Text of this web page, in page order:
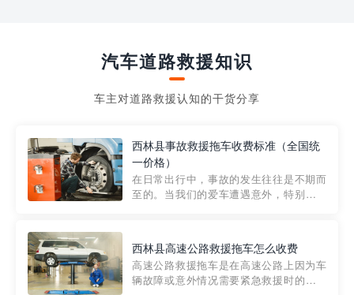
汽车道路救援知识
车主对道路救援认知的干货分享
西林县事故救援拖车收费标准（全国统
一价格）
在日常出行中，事故的发生往往是不期而
至的。当我们的爱车遭遇意外，特别是在
细解析一下市区事故救援拖车的收费标
准，以及在选用拖车服务时应注...
西林县高速公路救援拖车怎么收费
高速公路救援拖车是在高速公路上因为车
辆故障或意外情况需要紧急救援时的必备